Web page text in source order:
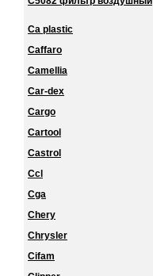
Ca plastic
Caffaro
Camellia
Car-dex
Cargo
Cartool
Castrol
Ccl
Cga
Chery
Chrysler
Cifam